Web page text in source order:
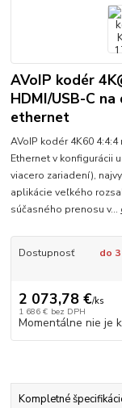
AVoIP kodér
HDMI/USB-C
ethernet
AVoIP kodér 4K60
Ethernet v konfigurácii
viacero zariadení),
aplikácie veľkého
súčasného prenosu v...
Dostupnosť do
2 073,78 €/ks
1 686 € bez DPH
Momentálne nie je
Kompletné